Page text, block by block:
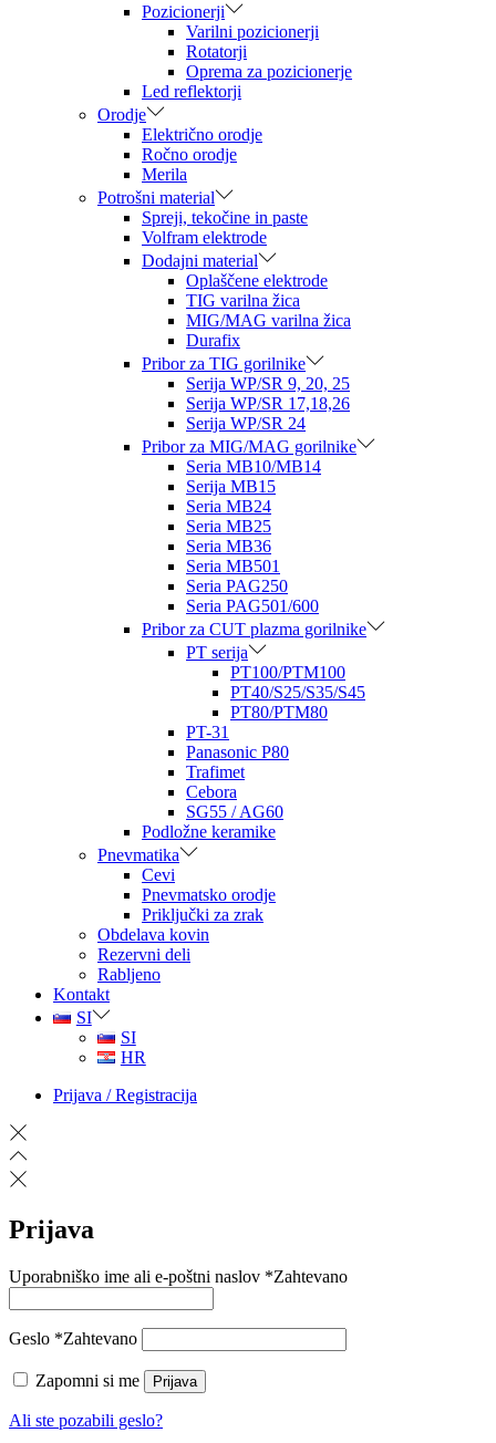
Pozicionerji
Varilni pozicionerji
Rotatorji
Oprema za pozicionerje
Led reflektorji
Orodje
Električno orodje
Ročno orodje
Merila
Potrošni material
Spreji, tekočine in paste
Volfram elektrode
Dodajni material
Oplaščene elektrode
TIG varilna žica
MIG/MAG varilna žica
Durafix
Pribor za TIG gorilnike
Serija WP/SR 9, 20, 25
Serija WP/SR 17,18,26
Serija WP/SR 24
Pribor za MIG/MAG gorilnike
Seria MB10/MB14
Serija MB15
Seria MB24
Seria MB25
Seria MB36
Seria MB501
Seria PAG250
Seria PAG501/600
Pribor za CUT plazma gorilnike
PT serija
PT100/PTM100
PT40/S25/S35/S45
PT80/PTM80
PT-31
Panasonic P80
Trafimet
Cebora
SG55 / AG60
Podložne keramike
Pnevmatika
Cevi
Pnevmatsko orodje
Priključki za zrak
Obdelava kovin
Rezervni deli
Rabljeno
Kontakt
SI
SI
HR
Prijava / Registracija
Prijava
Uporabniško ime ali e-poštni naslov *Zahtevano
Geslo *Zahtevano
Zapomni si me Prijava
Ali ste pozabili geslo?